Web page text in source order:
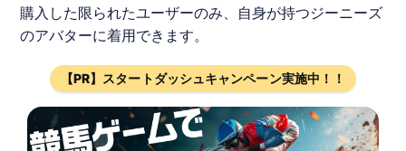
購入した限られたユーザーのみ、自身が持つジーニーズ
のアバターに着用できます。
【PR】スタートダッシュキャンペーン実施中！！